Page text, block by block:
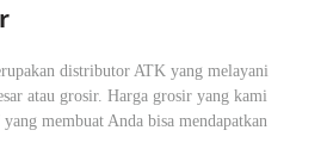
distributor ATK yang melayani
atau grosir. Harga grosir yang kami
membuat Anda bisa mendapatkan